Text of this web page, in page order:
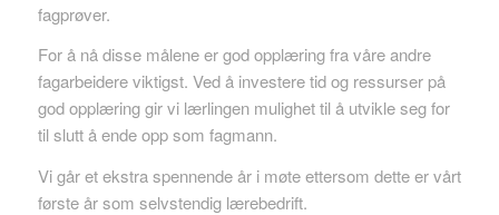
fagprøver.
For å nå disse målene er god opplæring fra våre andre
fagarbeidere viktigst. Ved å investere tid og ressurser på
god opplæring gir vi lærlingen mulighet til å utvikle seg for
til slutt å ende opp som fagmann.
Vi går et ekstra spennende år i møte ettersom dette er vårt
første år som selvstendig lærebedrift.